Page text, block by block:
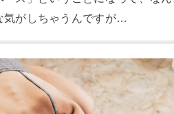
気がしちゃうんですが…